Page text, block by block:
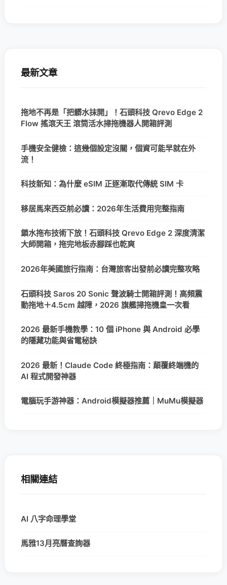
最新文章
拖地不再是「把髒水抹開」！石頭科技 Qrevo Edge 2
Flow 搖滾天王 滾筒活水掃拖機器人開箱評測
手機安全健檢：這幾個設定沒關，個資可能早就在外
流！
科技新知：為什麼 eSIM 正逐漸取代傳統 SIM 卡
移居馬來西亞前必讀：2026年生活費用完整指南
鎖水拖布技術下放！石頭科技 Qrevo Edge 2 深度清潔
大師開箱，拖完地板赤腳踩也乾爽
2026年美國旅行指南：台灣旅客出發前必讀完整攻略
石頭科技 Saros 20 Sonic 聲波騎士開箱評測！高頻震
動拖地＋4.5cm 越障，2026 旗艦掃拖機皇一次看
2026 最新手機教學：10 個 iPhone 與 Android 必學
的隱藏功能與省電秘訣
2026 最新！Claude Code 終極指南：顛覆終端機的
AI 程式開發神器
電腦玩手游神器：Android模擬器推薦｜MuMu模擬器
相關連結
AI 八字命理學堂
馬雅13月亮曆查詢器